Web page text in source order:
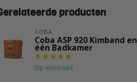
producten
COBA
Coba ASP 920 Kimband
één Badkamer
Op voorraad